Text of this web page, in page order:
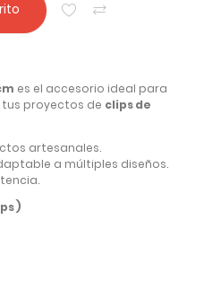
es el accesorio ideal para
proyectos de clips de
artesanales.
a múltiples diseños.
)